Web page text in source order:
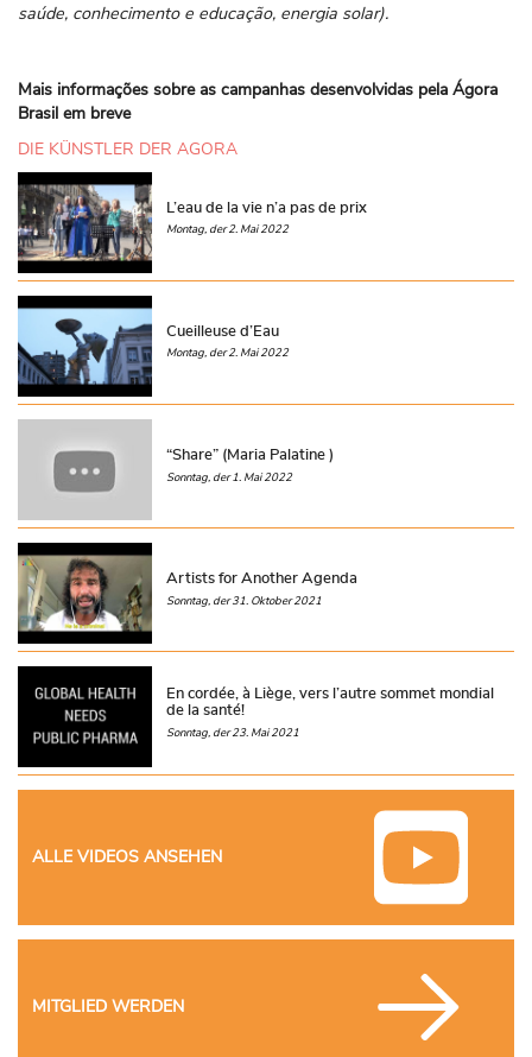
saúde, conhecimento e educação, energia solar).
Mais informações sobre as campanhas desenvolvidas pela Ágora
Brasil em breve
DIE KÜNSTLER DER AGORA
L’eau de la vie n’a pas de prix
Montag, der 2. Mai 2022
Cueilleuse d’Eau
Montag, der 2. Mai 2022
“Share” (Maria Palatine )
Sonntag, der 1. Mai 2022
Artists for Another Agenda
Sonntag, der 31. Oktober 2021
En cordée, à Liège, vers l’autre sommet mondial
de la santé!
Sonntag, der 23. Mai 2021
ALLE VIDEOS ANSEHEN
MITGLIED WERDEN